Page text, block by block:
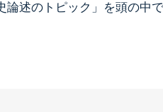
述のトピック」を頭の中で